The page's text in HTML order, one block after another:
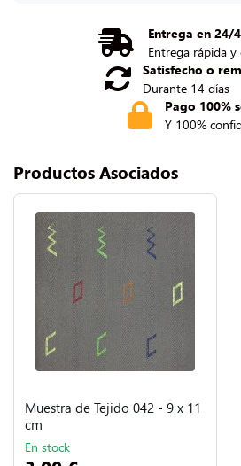
Entrega en 24/
Entrega rápida
Satisfecho o
Durante 14 días
Pago 100%
Y 100%
Productos Asociados
Muestra de Tejido 042 - 9 x 11
cm
En stock